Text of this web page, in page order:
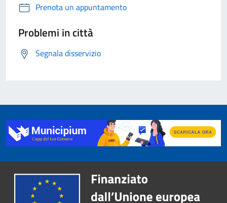
Prenota un appuntamento
Problemi in città
Segnala disservizio